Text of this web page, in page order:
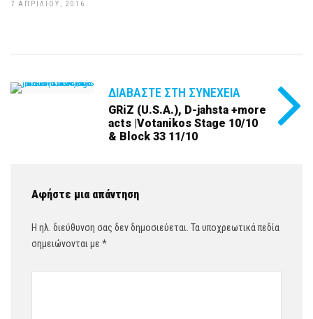
7 ΑΠΡΙΛΊΟΥ, 2016
ΔΙΑΒΆΣΤΕ ΣΤΗ ΣΥΝΈΧΕΙΑ
GRiZ (U.S.A.), D-jahsta +more
acts |Votanikos Stage 10/10
& Block 33 11/10
Αφήστε μια απάντηση
Η ηλ. διεύθυνση σας δεν δημοσιεύεται. Τα υποχρεωτικά πεδία
σημειώνονται με *